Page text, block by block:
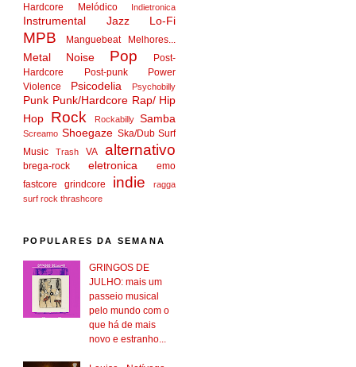
Hardcore Melódico
Indietronica
Instrumental Jazz Lo-Fi
MPB Manguebeat Melhores...
Metal Noise Pop
Post-
Hardcore
Post-punk
Power
Violence
Psicodelia Psychobilly
Punk Punk/Hardcore Rap/ Hip
Hop
Rock Rockabilly Samba
Screamo Shoegaze Ska/Dub Surf
Music
Trash VA alternativo
brega-rock eletronica
emo
fastcore
grindcore indie
ragga
surf rock thrashcore
POPULARES DA SEMANA
GRINGOS DE
JULHO: mais um
passeio musical
pelo mundo com o
que há de mais
novo e estranho...